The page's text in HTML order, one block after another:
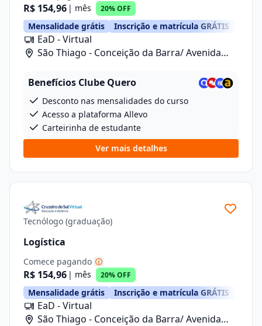
R$ 154,96 | mês 20% OFF
Mensalidade grátis Inscrição e matrícula GRÁTIS
EaD - Virtual
São Thiago - Conceição da Barra/ Avenida
Benefícios Clube Quero
Desconto nas mensalidades do curso
Acesso a plataforma Allevo
Carteirinha de estudante
Ver mais detalhes
Tecnólogo (graduação)
Logística
Comece pagando
R$ 154,96 | mês 20% OFF
Mensalidade grátis Inscrição e matrícula GRÁTIS
EaD - Virtual
São Thiago - Conceição da Barra/ Avenida